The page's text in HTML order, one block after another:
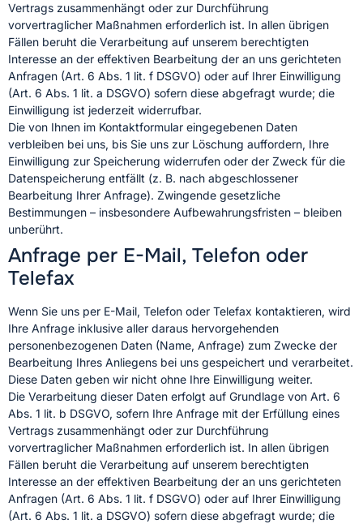
Vertrags zusammenhängt oder zur Durchführung
vorvertraglicher Maßnahmen erforderlich ist. In allen übrigen
Fällen beruht die Verarbeitung auf unserem berechtigten
Interesse an der effektiven Bearbeitung der an uns gerichteten
Anfragen (Art. 6 Abs. 1 lit. f DSGVO) oder auf Ihrer Einwilligung
(Art. 6 Abs. 1 lit. a DSGVO) sofern diese abgefragt wurde; die
Einwilligung ist jederzeit widerrufbar.
Die von Ihnen im Kontaktformular eingegebenen Daten
verbleiben bei uns, bis Sie uns zur Löschung auffordern, Ihre
Einwilligung zur Speicherung widerrufen oder der Zweck für die
Datenspeicherung entfällt (z. B. nach abgeschlossener
Bearbeitung Ihrer Anfrage). Zwingende gesetzliche
Bestimmungen – insbesondere Aufbewahrungsfristen – bleiben
unberührt.
Anfrage per E-Mail, Telefon oder
Telefax
Wenn Sie uns per E-Mail, Telefon oder Telefax kontaktieren, wird
Ihre Anfrage inklusive aller daraus hervorgehenden
personenbezogenen Daten (Name, Anfrage) zum Zwecke der
Bearbeitung Ihres Anliegens bei uns gespeichert und verarbeitet.
Diese Daten geben wir nicht ohne Ihre Einwilligung weiter.
Die Verarbeitung dieser Daten erfolgt auf Grundlage von Art. 6
Abs. 1 lit. b DSGVO, sofern Ihre Anfrage mit der Erfüllung eines
Vertrags zusammenhängt oder zur Durchführung
vorvertraglicher Maßnahmen erforderlich ist. In allen übrigen
Fällen beruht die Verarbeitung auf unserem berechtigten
Interesse an der effektiven Bearbeitung der an uns gerichteten
Anfragen (Art. 6 Abs. 1 lit. f DSGVO) oder auf Ihrer Einwilligung
(Art. 6 Abs. 1 lit. a DSGVO) sofern diese abgefragt wurde; die